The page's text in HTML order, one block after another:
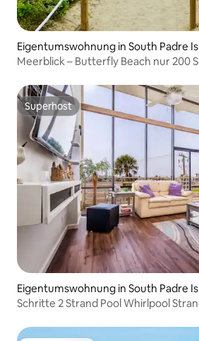
Eigentumswohnung in South Padre
Meerblick – Butterfly Beach nur 200
Superhost
Superhost
Eigentumswohnung in South Padre
Schritte 2 Strand Pool Whirlpool